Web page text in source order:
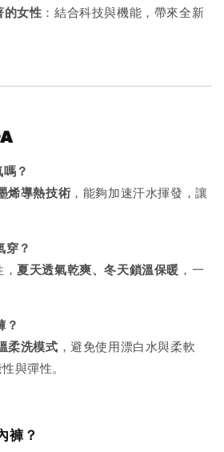
的女性 ：結合科技與機能，帶來全新
？
烯導熱技術 ，能夠加速汗水揮發，讓
穿？
，夏天透氣乾爽、冬天鎖溫保暖 ，一
？
柔洗模式 ，避免使用漂白水與柔軟
與彈性。
褲？